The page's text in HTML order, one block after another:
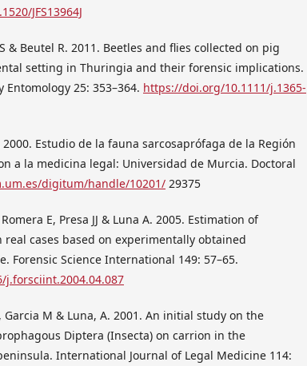
JFS13964J
& Beutel R. 2011. Beetles and flies collected on pig
setting in Thuringia and their forensic implications.
25: 353–364. https://doi.org/10.1111/j.1365-
Estudio de la fauna sarcosaprófaga de la Región
a la medicina legal: Universidad de Murcia. Doctoral
digitum/handle/10201/ 29375
E, Presa JJ & Luna A. 2005. Estimation of
cases based on experimentally obtained
Forensic Science International 149: 57–65.
Garcia M & Luna, A. 2001. An initial study on the
Diptera (Insecta) on carrion in the
International Journal of Legal Medicine 114: